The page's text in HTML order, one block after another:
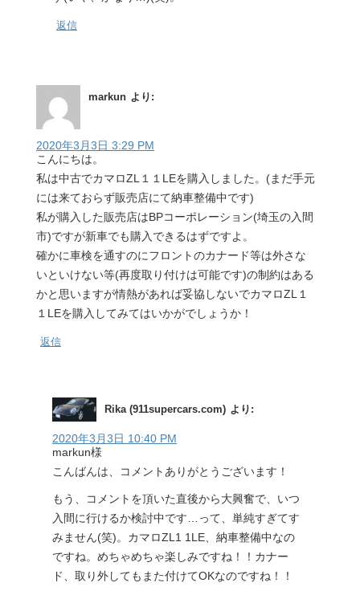
返信
markun より:
2020年3月3日 3:29 PM
こんにちは。
私は中古でカマロZL１１LEを購入しました。(まだ手元
には来ておらず販売店にて納車整備中です)
私が購入した販売店はBPコーポレーション(埼玉の入間
市)ですが新車でも購入できるはずですよ。
確かに車検を通すのにフロントのカナード等は外さな
いといけない等(再度取り付けは可能です)の制約はある
かと思いますが情熱があれば妥協しないでカマロZL１
１LEを購入してみてはいかがでしょうか！
返信
Rika (911supercars.com) より:
2020年3月3日 10:40 PM
markun様
こんばんは、コメントありがとうございます！
もう、コメントを頂いた直後から大興奮で、いつ
入間に行けるか検討中です…って、単純すぎてす
みません(笑)。カマロZL1 1LE、納車整備中なの
ですね。めちゃめちゃ楽しみですね！！カナー
ド、取り外してもまた付けてOKなのですね！！